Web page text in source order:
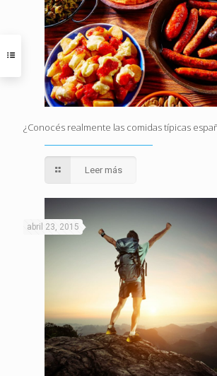
¿Conocés realmente las comidas típicas
Leer más
abril 23, 2015